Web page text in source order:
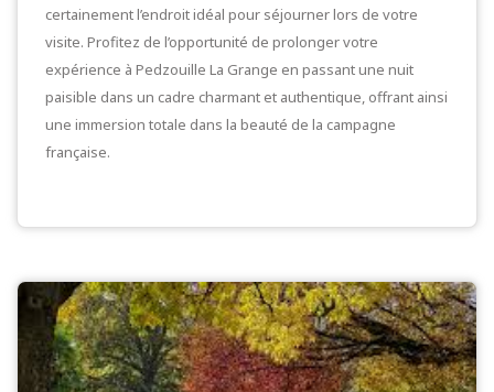
certainement l’endroit idéal pour séjourner lors de votre
visite. Profitez de l’opportunité de prolonger votre
expérience à Pedzouille La Grange en passant une nuit
paisible dans un cadre charmant et authentique, offrant ainsi
une immersion totale dans la beauté de la campagne
française.